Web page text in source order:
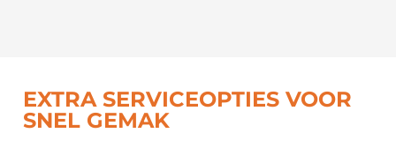
EXTRA SERVICEOPTIES VOOR
SNEL GEMAK